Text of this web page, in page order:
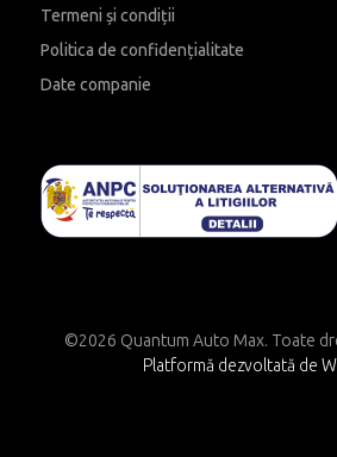
Termeni și condiții
Politica de confidențialitate
Date companie
©2026 Quantum Auto Max. Toate
Platformă dezvoltată de